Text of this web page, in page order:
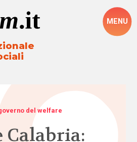
MENU
del welfare
Calabria: